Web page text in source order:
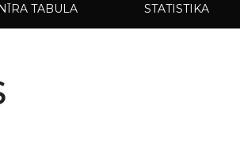
TABULA STATISTIKA